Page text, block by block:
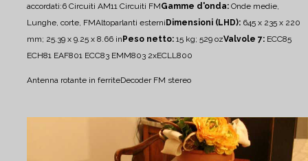
accordati:6 Circuiti AM11 Circuiti FMGamme d'onda: Onde medie,
Lunghe, corte, FMAltoparlanti esterniDimensioni (LHD): 645 x 235 x 220
mm; 25.39 x 9.25 x 8.66 inPeso netto: 15 kg; 529 ozValvole 7: ECC85
ECH81 EAF801 ECC83 EMM803 2xECLL800
Antenna rotante in ferriteDecoder FM stereo